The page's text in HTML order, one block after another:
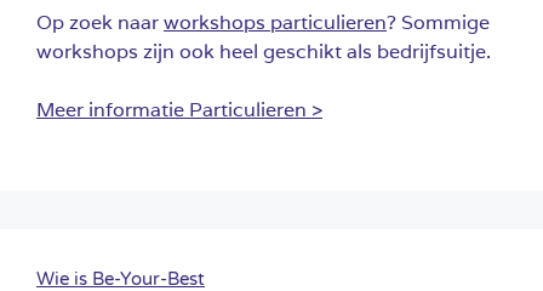
Op zoek naarworkshops particulieren? Sommige
workshops zijn ook heel geschikt als bedrijfsuitje.
Meer informatie Particulieren >
Wie is Be-Your-Best